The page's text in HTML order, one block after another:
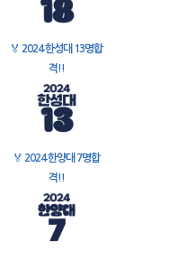
🏅 2024 한성대 13명합
격!!
🏅 2024 한양대 7명합
격!!